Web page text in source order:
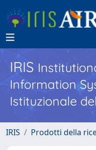
IRIS
Information
Istituzionale
IRIS Prodotti della